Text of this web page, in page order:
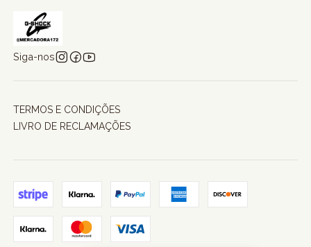
Siga-nos
TERMOS E CONDIÇÕES
LIVRO DE RECLAMAÇÕES